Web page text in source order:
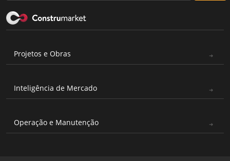
Projetos e Obras
Inteligência de Mercado
Operação e Manutenção